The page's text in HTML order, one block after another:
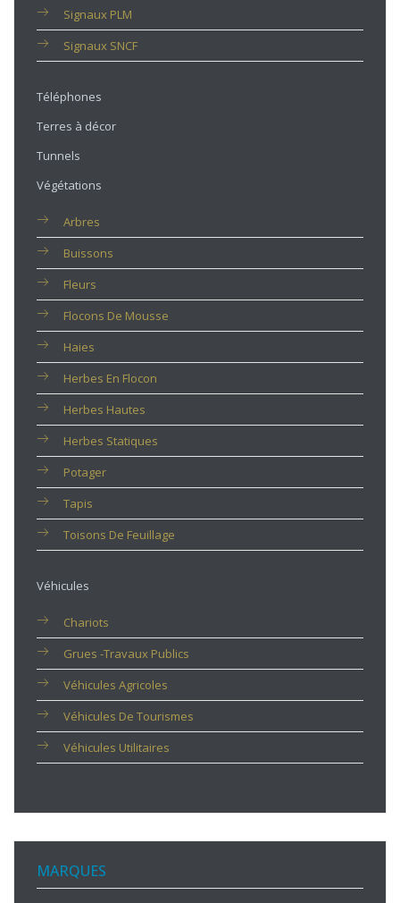
Signaux PLM
Signaux SNCF
Téléphones
Terres à décor
Tunnels
Végétations
Arbres
Buissons
Fleurs
Flocons De Mousse
Haies
Herbes En Flocon
Herbes Hautes
Herbes Statiques
Potager
Tapis
Toisons De Feuillage
Véhicules
Chariots
Grues -travaux Publics
Véhicules Agricoles
Véhicules De Tourismes
Véhicules Utilitaires
MARQUES